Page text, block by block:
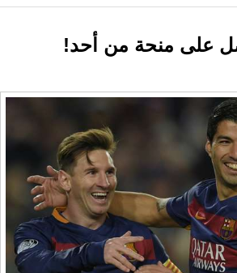
على منحة من أحد!